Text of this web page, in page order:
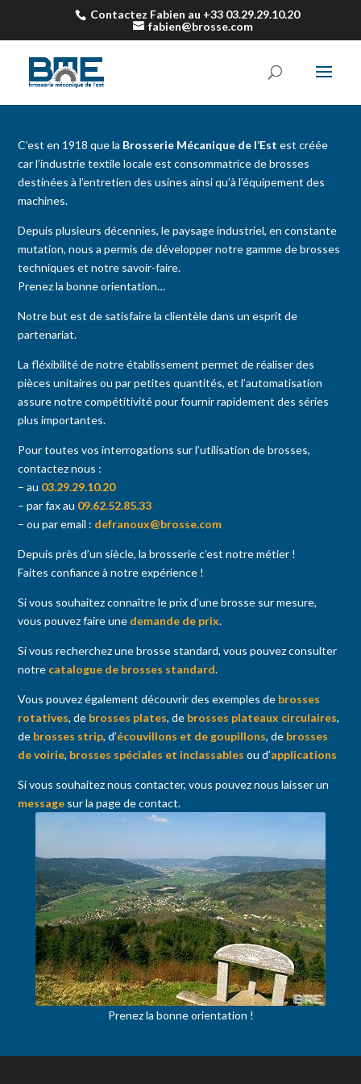
Contactez Fabien au +33 03.29.29.10.20
fabien@brosse.com
C’est en 1918 que la Brosserie Mécanique de l’Est est créée
car l’industrie textile locale est consommatrice de brosses
destinées à l’entretien des usines ainsi qu’à l’équipement des
machines.
Depuis plusieurs décennies, le paysage industriel, en constante
mutation, nous a permis de développer notre gamme de brosses
techniques et notre savoir-faire.
Prenez la bonne orientation…
Notre but est de satisfaire la clientèle dans un esprit de
partenariat.
La fléxibilité de notre établissement permet de réaliser des
pièces unitaires ou par petites quantités, et l’automatisation
assure notre compétitivité pour fournir rapidement des séries
plus importantes.
Pour toutes vos interrogations sur l’utilisation de brosses,
contactez nous :
– au 03.29.29.10.20
– par fax au 09.62.52.85.33
– ou par email : defranoux@brosse.com
Depuis près d’un siècle, la brosserie c’est notre métier !
Faites confiance à notre expérience !
Si vous souhaitez connaître le prix d’une brosse sur mesure,
vous pouvez faire une demande de prix.
Si vous recherchez une brosse standard, vous pouvez consulter
notre catalogue de brosses standard.
Vous pouvez également découvrir des exemples de brosses
rotatives, de brosses plates, de brosses plateaux circulaires,
de brosses strip, d’écouvillons et de goupillons, de brosses
de voirie, brosses spéciales et inclassables ou d’applications
Si vous souhaitez nous contacter, vous pouvez nous laisser un
message sur la page de contact.
Prenez la bonne orientation !